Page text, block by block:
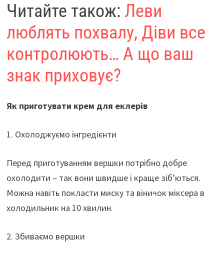
Читайте також: Леви
люблять похвалу, Діви все
контролюють… А що ваш
знак приховує?
Як приготувати крем для еклерів
1. Охолоджуємо інгредієнти
Перед приготуванням вершки потрібно добре
охолодити – так вони швидше і краще зіб’ються.
Можна навіть покласти миску та віничок міксера в
холодильник на 10 хвилин.
2. Збиваємо вершки